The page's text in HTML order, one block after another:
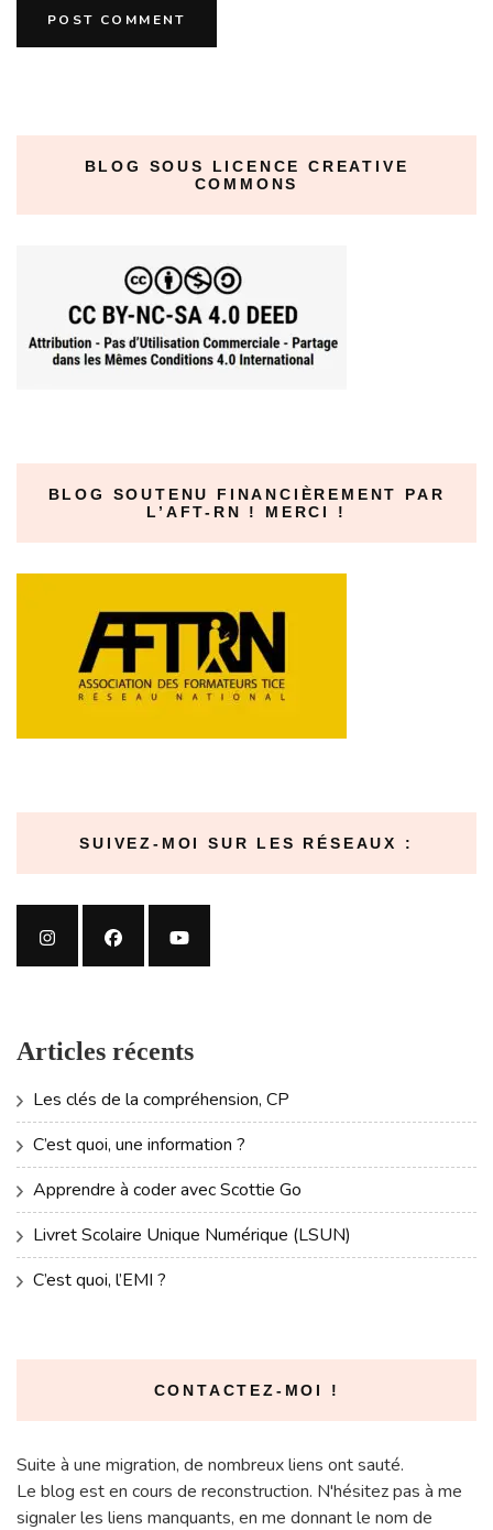
BLOG SOUS LICENCE CREATIVE
COMMONS
BLOG SOUTENU FINANCIÈREMENT PAR
L’AFT-RN ! MERCI !
SUIVEZ-MOI SUR LES RÉSEAUX :
Articles récents
Les clés de la compréhension, CP
C’est quoi, une information ?
Apprendre à coder avec Scottie Go
Livret Scolaire Unique Numérique (LSUN)
C’est quoi, l’EMI ?
CONTACTEZ-MOI !
Suite à une migration, de nombreux liens ont sauté.
Le blog est en cours de reconstruction. N'hésitez pas à me
signaler les liens manquants, en me donnant le nom de